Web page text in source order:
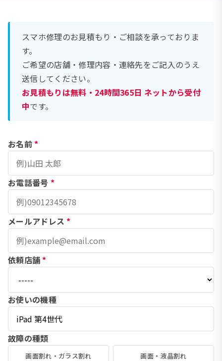
スマホ修理のお見積もり・ご相談を承っておりま
す。
ご希望の店舗・修理内容・連絡先をご記入のうえ
送信してください。
お見積もりは無料・24時間365日 ネットから受付
中です。
お名前 *
お電話番号 *
メールアドレス *
依頼店舗 *
お使いの機種
故障の種類
画面割れ・ガラス割れ 画面・液晶割れ